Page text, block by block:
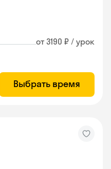
от 3190 ₽ / урок
Выбрать время